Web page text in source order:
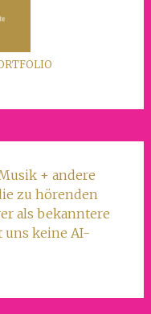
+ andere
zu hörenden
als bekanntere
uns keine AI-